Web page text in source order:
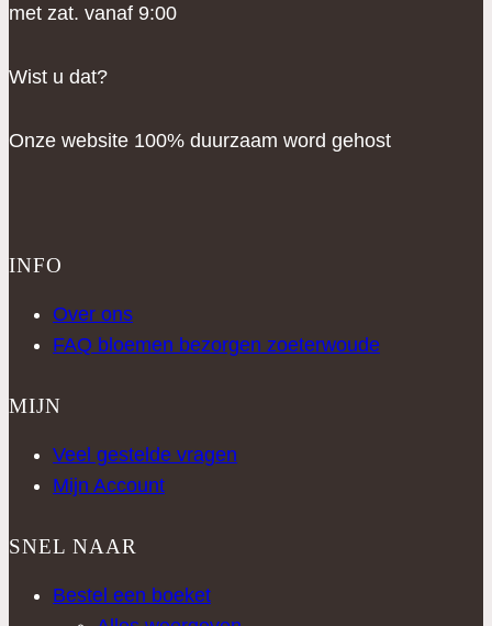
met zat. vanaf 9:00
Wist u dat?
Onze website 100% duurzaam word gehost
INFO
Over ons
FAQ bloemen bezorgen zoeterwoude
MIJN
Veel gestelde vragen
Mijn Account
SNEL NAAR
Bestel een boeket